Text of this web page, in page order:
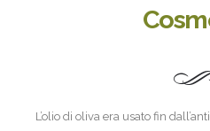
L’olio di oliva era usato fin